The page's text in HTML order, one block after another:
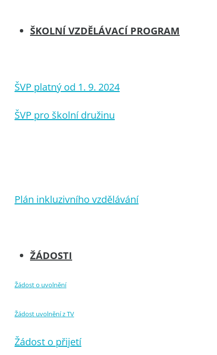
ŠKOLNÍ VZDĚLÁVACÍ PROGRAM
ŠVP platný od 1. 9. 2024
ŠVP pro školní družinu
Plán inkluzivního vzdělávání
ŽÁDOSTI
Žádost o uvolnění
Žádost uvolnění z TV
Žádost o přijetí